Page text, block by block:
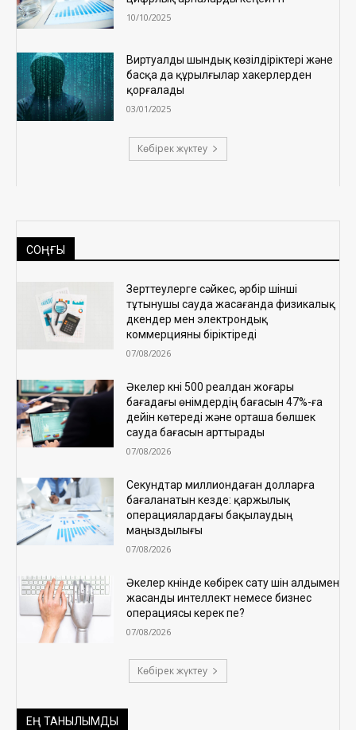
10/10/2025
Виртуалды шындық көзілдіріктері және
басқа да құрылғылар хакерлерден
қорғалады
03/01/2025
Көбірек жүктеу
СОҢҒЫ
Зерттеулерге сәйкес, әрбір үшінші
тұтынушы сауда жасағанда физикалық
дүкендер мен электрондық
коммерцияны біріктіреді
07/08/2026
Әкелер күні 500 реалдан жоғары
бағадағы өнімдердің бағасын 47%-ға
дейін көтереді және орташа бөлшек
сауда бағасын арттырады
07/08/2026
Секундтар миллиондаған долларға
бағаланатын кезде: қаржылық
операциялардағы бақылаудың
маңыздылығы
07/08/2026
Әкелер күнінде көбірек сату үшін алдымен
жасанды интеллект немесе бизнес
операциясы керек пе?
07/08/2026
Көбірек жүктеу
ЕҢ ТАНЫЛЫМДЫ